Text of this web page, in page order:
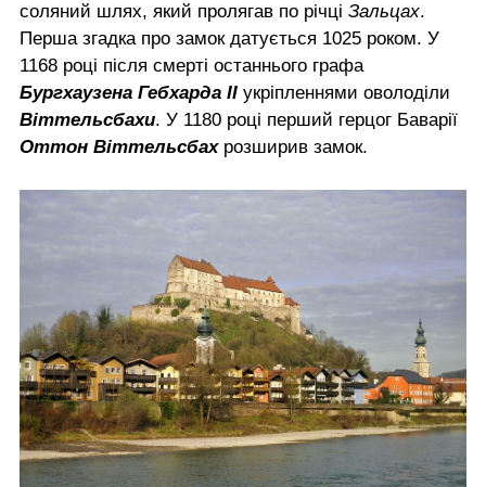
соляний шлях, який пролягав по річці Зальцах.
Перша згадка про замок датується 1025 роком. У
1168 році після смерті останнього графа
Бургхаузена Гебхарда II укріпленнями оволоділи
Віттельсбахи. У 1180 році перший герцог Баварії
Оттон Віттельсбахрозширив замок.